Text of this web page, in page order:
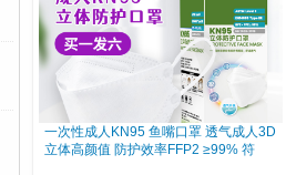
一次性成人KN95 鱼嘴口罩 透气成人3D
立体高颜值 防护效率FFP2 ≥99% 符